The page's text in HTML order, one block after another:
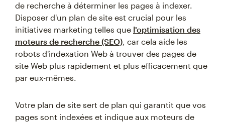
de recherche à déterminer les pages à indexer.
Disposer d'un plan de site est crucial pour les
initiatives marketing telles que l'optimisation des
moteurs de recherche (SEO), car cela aide les
robots d'indexation Web à trouver des pages de
site Web plus rapidement et plus efficacement que
par eux-mêmes.
Votre plan de site sert de plan qui garantit que vos
pages sont indexées et indique aux moteurs de